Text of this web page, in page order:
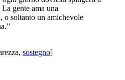
gente ama una
o soltanto un amichevole
, sostegno]